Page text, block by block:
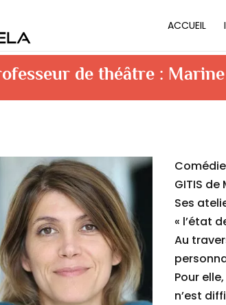
ACCUEIL
de théâtre :
GITIS
Ses
« l’état
Au
Pour
n’est